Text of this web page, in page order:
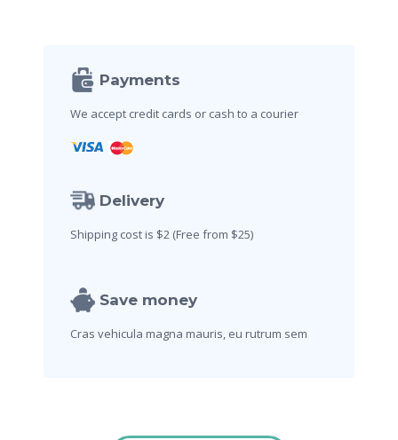
Payments
We accept credit cards or cash to a courier
Delivery
Shipping cost is $2 (Free from $25)
Save money
Cras vehicula magna mauris, eu rutrum sem